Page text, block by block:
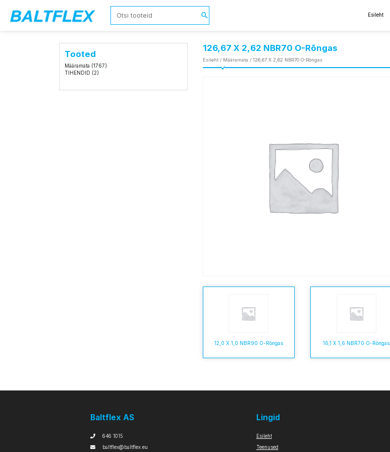
Esileht
Tooted
Määramata (1767)
TIHENDID (2)
126,67 X 2,62 NBR70 O-Rõngas
Esileht / Määramata / 126,67 X 2,62 NBR70 O-Rõngas
12,0 X 1,0 NBR90 O-Rõngas 16,1 X 1,6 NBR70 O-Rõngas
Baltflex AS
646 1015
baltflex@baltflex.eu
Lingid
Esileht
Teenused